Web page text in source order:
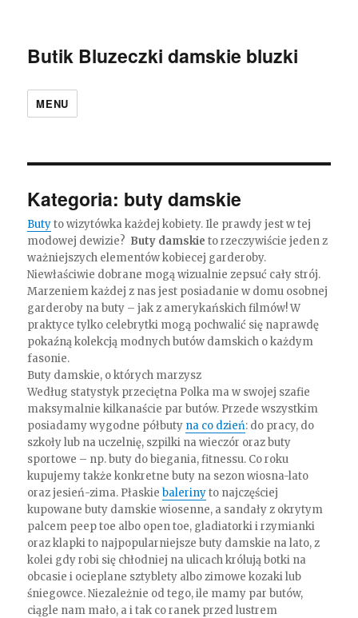
Butik Bluzeczki damskie bluzki
MENU
Kategoria: buty damskie
Butyto wizytówka każdej kobiety. Ile prawdy jest w tej
modowej dewizie? Buty damskie to rzeczywiście jeden z
ważniejszych elementów kobiecej garderoby.
Niewłaściwie dobrane mogą wizualnie zepsuć cały strój.
Marzeniem każdej z nas jest posiadanie w domu osobnej
garderoby na buty – jak z amerykańskich filmów! W
praktyce tylko celebrytki mogą pochwalić się naprawdę
pokaźną kolekcją modnych butów damskich o każdym
fasonie.
Buty damskie, o których marzysz
Według statystyk przeciętna Polka ma w swojej szafie
maksymalnie kilkanaście par butów. Przede wszystkim
posiadamy wygodne półbuty na co dzień: do pracy, do
szkoły lub na uczelnię, szpilki na wieczór oraz buty
sportowe – np. buty do biegania, fitnessu. Co roku
kupujemy także konkretne buty na sezon wiosna-lato
oraz jesień-zima. Płaskiebalerinyto najczęściej
kupowane buty damskie wiosenne, a sandały z okrytym
palcem peep toe albo open toe, gladiatorki i rzymianki
oraz klapki to najpopularniejsze buty damskie na lato, z
kolei gdy robi się chłodniej na ulicach królują botki na
obcasie i ocieplane sztyblety albo zimowe kozaki lub
śniegowce. Niezależnie od tego, ile mamy par butów,
ciągle nam mało, a i tak co ranek przed lustrem